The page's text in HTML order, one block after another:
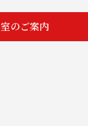
のご案内